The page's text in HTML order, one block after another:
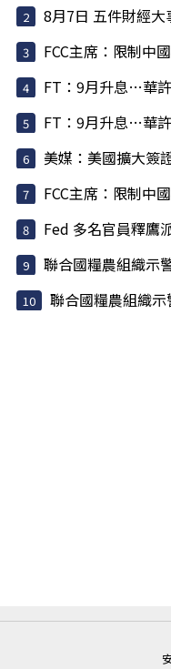
8月7日 五件財經大
FCC主席：限制中
FT：9月升息…華許做
FT：9月升息…華許做
美媒：美國擴大簽
FCC主席：限制中
Fed 多名官員釋鷹
聯合國糧農組織示
聯合國糧農組織